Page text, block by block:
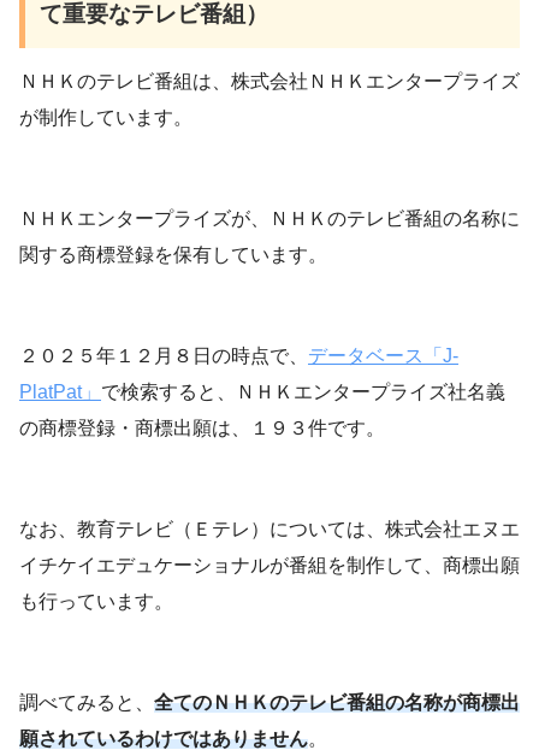
て重要なテレビ番組）
ＮＨＫのテレビ番組は、株式会社ＮＨＫエンタープライズ
が制作しています。
ＮＨＫエンタープライズが、ＮＨＫのテレビ番組の名称に
関する商標登録を保有しています。
２０２５年１２月８日の時点で、 データベース「J-
PlatPat」 で検索すると、ＮＨＫエンタープライズ社名義
の商標登録・商標出願は、１９３件です。
なお、教育テレビ（Ｅテレ）については、株式会社エヌエ
イチケイエデュケーショナルが番組を制作して、商標出願
も行っています。
調べてみると、 全てのＮＨＫのテレビ番組の名称が商標出
願されているわけではありません。